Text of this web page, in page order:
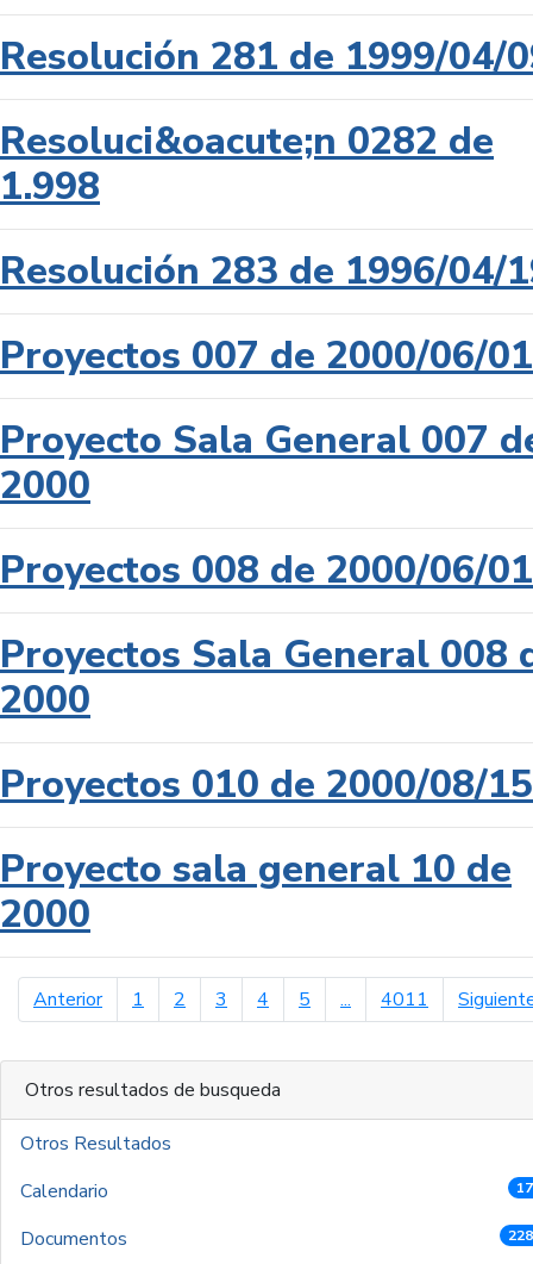
Resolución 281 de 1999/04/
Resoluci&oacute;n 0282 de
1.998
Resolución 283 de 1996/04/
Proyectos 007 de 2000/06/01
Proyecto Sala General 007
2000
Proyectos 008 de 2000/06/01
Proyectos Sala General 008
2000
Proyectos 010 de 2000/08/15
Proyecto sala general 10 de
2000
Anteriorpágina anterior
1 2 3 4 5 ... 4011
Otros resultados de busqueda
Otros Resultados
Calendario
Documentos